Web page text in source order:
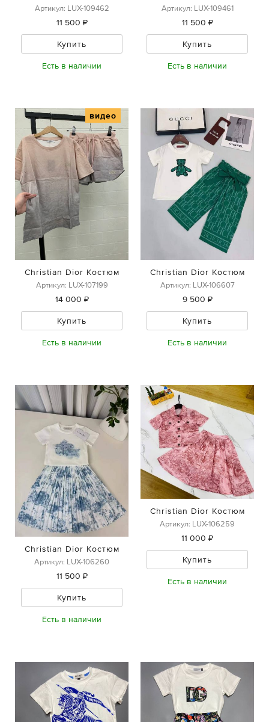
Артикул: LUX-109462
11 500 ₽
Купить
Есть в наличии
Артикул: LUX-109461
11 500 ₽
Купить
Есть в наличии
видео
Christian Dior Костюм
Артикул: LUX-107199
14 000 ₽
Купить
Есть в наличии
Christian Dior Костюм
Артикул: LUX-106607
9 500 ₽
Купить
Есть в наличии
Christian Dior Костюм
Артикул: LUX-106260
11 500 ₽
Купить
Есть в наличии
Christian Dior Костюм
Артикул: LUX-106259
11 000 ₽
Купить
Есть в наличии